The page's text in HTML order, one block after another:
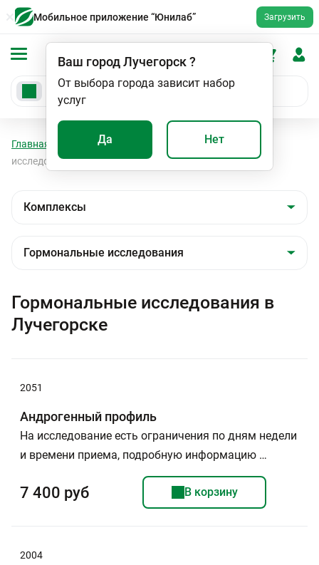
Мобильное приложение “Юнилаб” Загрузить
Ваш городЛучегорск?
От выбора города зависит набор
услуг
Да Нет
Главная Анализы
Гормональные
исследования
Гормональные исследования в
Лучегорске
2051
Андрогенный профиль
На исследование есть ограничения по дням недели
и времени приема, подробную информацию …
7 400 руб В корзину
2004